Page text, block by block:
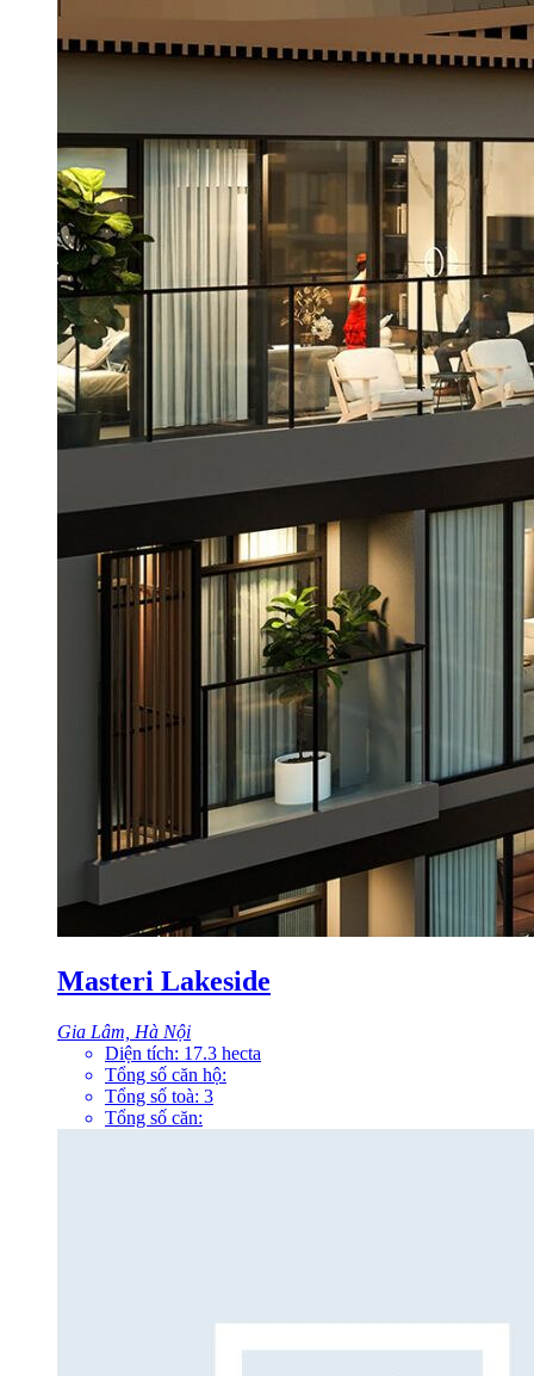
Masteri Lakeside
Gia Lâm, Hà Nội
Diện tích: 17.3 hecta
Tổng số căn hộ:
Tổng số toà: 3
Tổng số căn: